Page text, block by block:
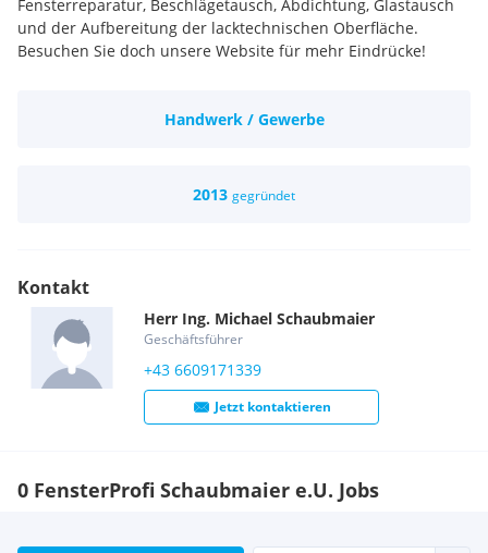
Fensterreparatur, Beschlägetausch, Abdichtung, Glastausch
und der Aufbereitung der lacktechnischen Oberfläche.
Besuchen Sie doch unsere Website für mehr Eindrücke!
Handwerk / Gewerbe
2013 gegründet
Kontakt
Herr Ing. Michael Schaubmaier
Geschäftsführer
+43 6609171339
Jetzt kontaktieren
0 FensterProfi Schaubmaier e.U. Jobs